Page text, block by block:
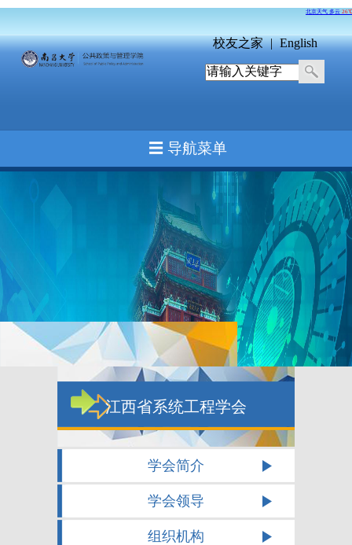
校友之家 | English
☰ 导航菜单
江西省系统工程学会
学会简介
学会领导
组织机构